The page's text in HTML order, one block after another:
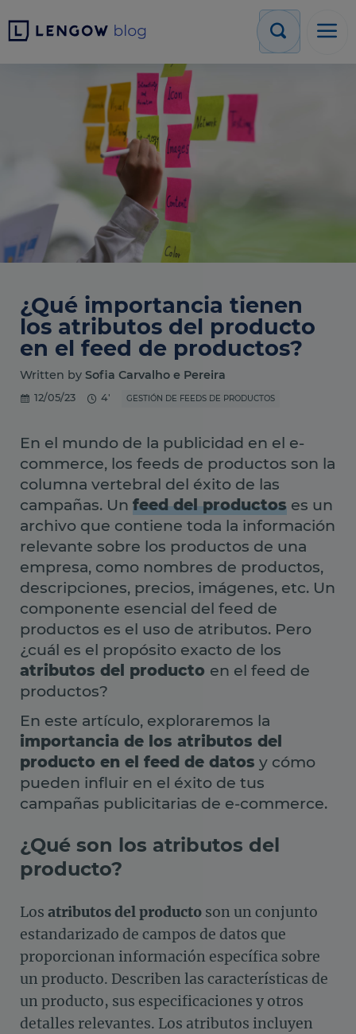
¿Qué importancia tienen
los atributos del producto
en el feed de productos?
Written by Sofia Carvalho e Pereira
12/05/23 4' GESTIÓN DE FEEDS DE PRODUCTOS
En el mundo de la publicidad en el e-
commerce, los feeds de productos son la
columna vertebral del éxito de las
campañas. Un feed del productos es un
archivo que contiene toda la información
relevante sobre los productos de una
empresa, como nombres de productos,
descripciones, precios, imágenes, etc. Un
componente esencial del feed de
productos es el uso de atributos. Pero
¿cuál es el propósito exacto de los
atributos del producto en el feed de
productos?
En este artículo, exploraremos la
importancia de los atributos del
producto en el feed de datos y cómo
pueden influir en el éxito de tus
campañas publicitarias de e-commerce.
¿Qué son los atributos del
producto?
Los atributos del producto son un conjunto
estandarizado de campos de datos que
proporcionan información específica sobre
un producto. Describen las características de
un producto, sus especificaciones y otros
detalles relevantes. Los atributos incluyen